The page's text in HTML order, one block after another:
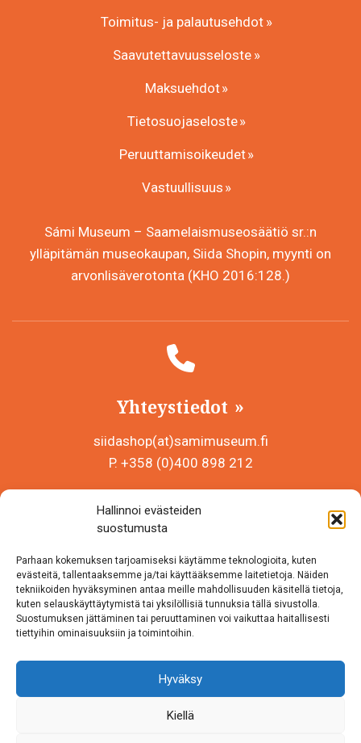
Hallinnoi evästeiden
suostumusta
Parhaan kokemuksen tarjoamiseksi käytämme teknologioita, kuten
evästeitä, tallentaaksemme ja/tai käyttääksemme laitetietoja. Näiden
tekniikoiden hyväksyminen antaa meille mahdollisuuden käsitellä tietoja,
kuten selauskäyttäytymistä tai yksilöllisiä tunnuksia tällä sivustolla.
Suostumuksen jättäminen tai peruuttaminen voi vaikuttaa haitallisesti
tiettyihin ominaisuuksiin ja toimintoihin.
Hyväksy
Kiellä
Toimitus- ja palautusehdot
Saavutettavuusseloste
Maksuehdot
Tietosuojaseloste
Peruuttamisoikeudet
Vastuullisuus
Sámi Museum – Saamelaismuseosäätiö sr.:n
ylläpitämän museokaupan, Siida Shopin, myynti on
arvonlisäverotonta (KHO 2016:128.)
Yhteystiedot
siidashop(at)samimuseum.fi
P. +358 (0)400 898 212
Y-tunnus 0625907-2
Inarintie 46
99870 Inari
Löydät meidät myös somesta!
Instagram
Facebook